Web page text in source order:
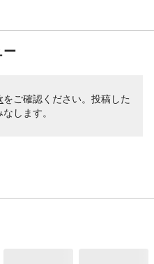
ー
をご確認ください。投稿した
します。